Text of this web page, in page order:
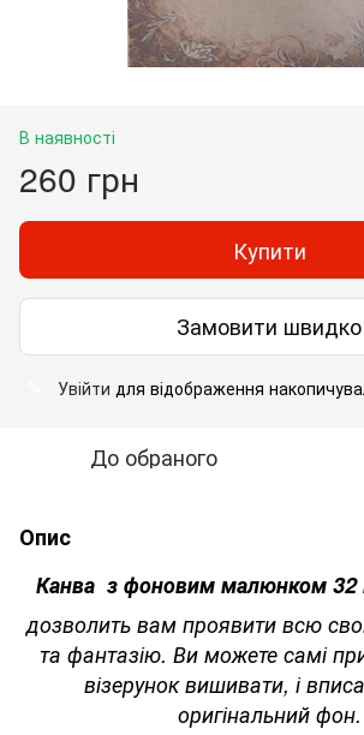
В наявності
260 грн
Купити
Замовити швидко
Увійти для відображення
До обраного
Опис
Канва з фоновим малюнком 32
дозволить вам проявити всю
та фантазію. Ви можете самі
візерунок вишивати, і
оригінальний фон.